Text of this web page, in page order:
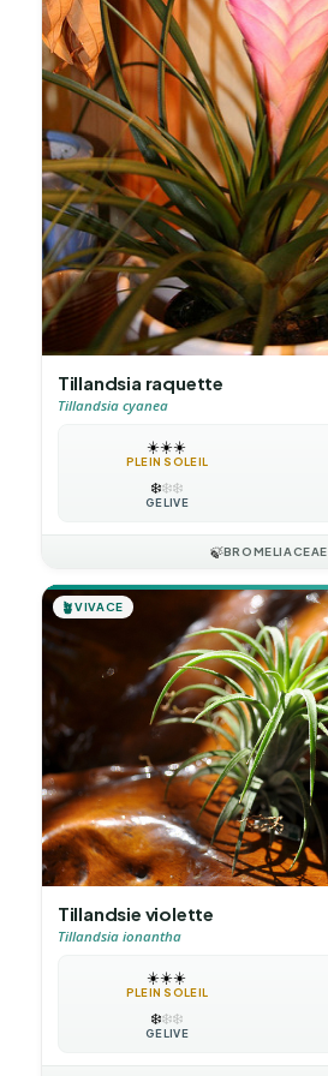
Tillandsia raquette
Tillandsia cyanea
☀️☀️☀️
PLEIN SOLEIL
❄️❄️❄️
GÉLIVE
🍃BROMELIACEAE
🪴VIVACE
Tillandsie violette
Tillandsia ionantha
☀️☀️☀️
PLEIN SOLEIL
❄️❄️❄️
GÉLIVE